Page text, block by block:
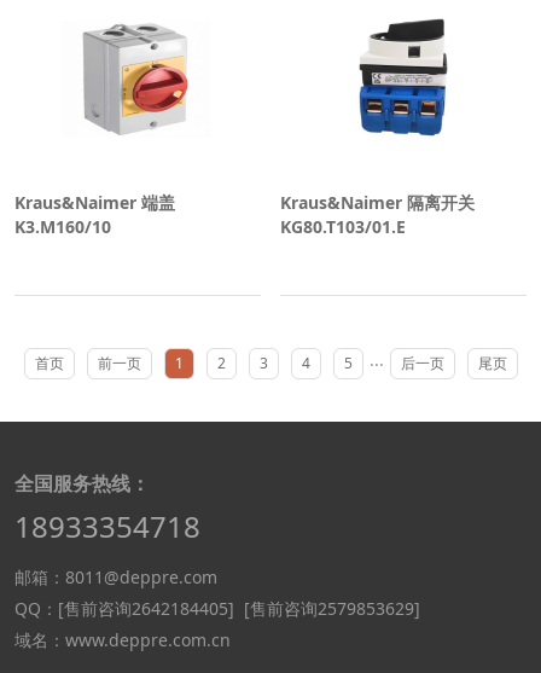
Kraus&Naimer 端盖
K3.M160/10
Kraus&Naimer 隔离开关
KG80.T103/01.E
首页 前一页 1 2 3 4 5 ··· 后一页 尾页
全国服务热线：
18933354718
邮箱：8011@deppre.com
QQ： [售前咨询2642184405] [售前咨询2579853629]
域名：www.deppre.com.cn